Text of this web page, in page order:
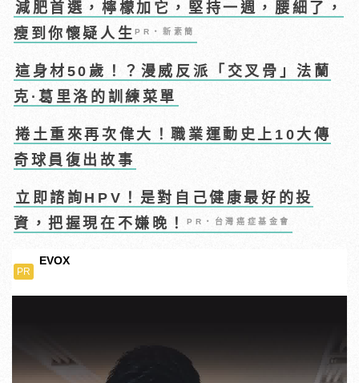
減肥首選，檸檬加它，堅持一週，腰細了，
瘦到你懷疑人生PR・新素簡
這身材50歲！？漫威反派「交叉骨」法蘭
克·葛里洛的訓練菜單
捲土重來再次偉大！職業運動史上10大傳
奇球員復出故事
立即諮詢HPV！是對自己健康最好的投
資，把握現在不嫌晚！PR・台灣癌症基金會
PR
EVOX